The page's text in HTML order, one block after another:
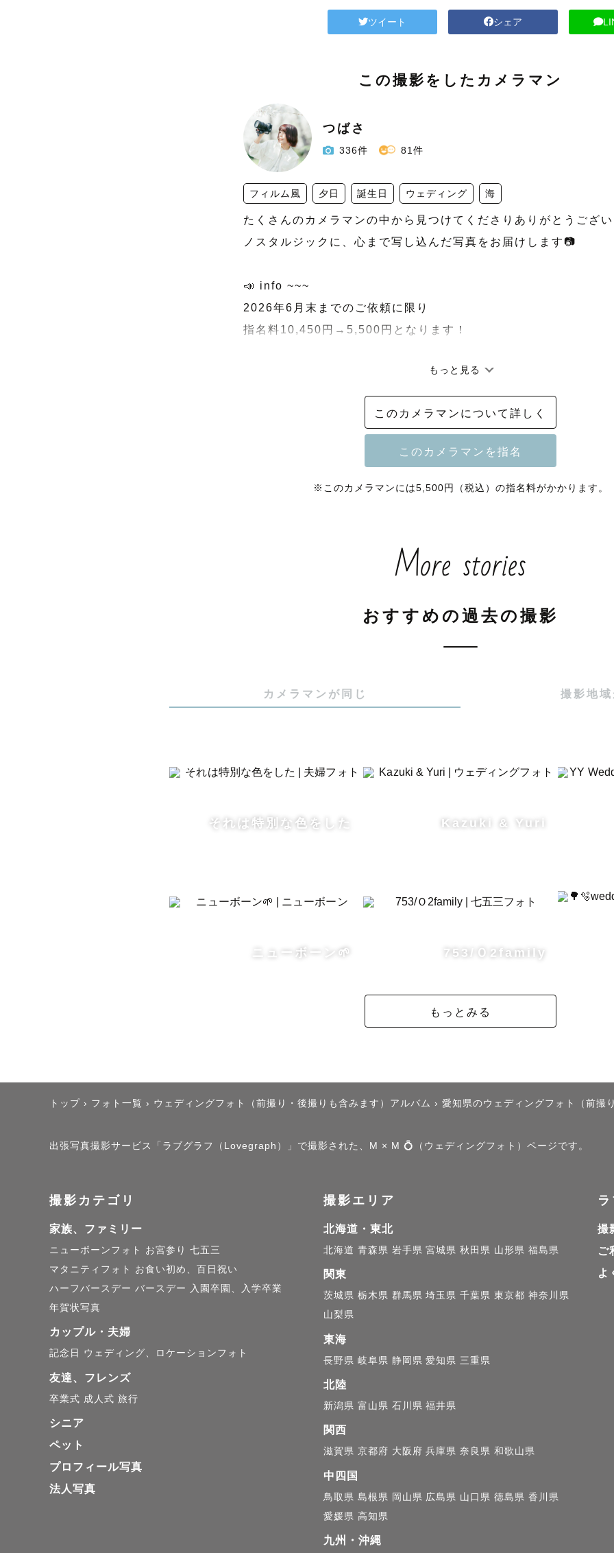
ツイート シェア
この撮影をしたカメラマン
つばさ
336件 81件
フィルム風 夕日 誕生日 ウェディング 海
たくさんのカメラマンの中から見つけてくださりありがとうござ
ノスタルジックに、心まで写し込んだ写真をお届けします📷
📣 info ~~~
2026年6月末までのご依頼に限り
指名料10,450円→5,500円となります！
- 2021年3月 写真の専門学校を卒業
- 2021年4月 ラブグラフカメラマンとして採用
- 最近にじさんじに激ハマりしてます👀推しはローレン💸🗝
- LGBT/SOGIフレンドリー🌈
- 📸 撮影件数300件以上 撮影豊富カメラマン
-  🎓 写真教室Lovegraphアカデミー講師(~2023/09)
⚪︎得意な写真⚪︎
どこか懐かしくて切なくもあり、でも温かい。そんな写真を残しま
"ありのままを肯定する写真"をコンセプトに撮影しています。
どんなに時間が過ぎてしまっても、写真を見るだけでその時を思い
何度見返してもその時の"心"まで思い出せるよう、ゲスト様の心
影の体験からも写真からも愛の尊さを改めて感じていただけるよう
ま"を大切に撮影いたします😌🤍
⚪︎対応エリアについて⚪︎
- 往復￥3,000 を超える地域は別途交通費のご負担をお願いする場
- 東海を拠点に活動をしておりますが、交通費をご負担いただく形
まででも伺います！
- メインエリア交通費超過例
・豊橋市 ¥2,000〜
・田原市 ¥3,000～
・伊勢市 ¥4,000〜
もっと見る
このカメラマンについて詳しく
※このカメラマンには5,500円（税込）の指名料がかかります。
More stories
おすすめの過去の撮影
カメラマンが同じ 撮影地域
それは特別な色をした Kazuki & Yuri
ニューボーン🌱 753/Ｏ2family
もっとみる
トップ › フォト一覧 › ウェディングフォト（前撮り・後撮りも含みます）アルバム › 愛知県のウェディングフォト（前撮
出張写真撮影サービス「ラブグラフ（Lovegraph）」で撮影された、M × M 💍（ウェディングフォト）ページです。
撮影カテゴリ
家族、ファミリー
ニューボーンフォト お宮参り 七五三
マタニティフォト
お食い初め、百日祝い
ハーフバースデー バースデー
入園卒園、入学卒業
年賀状写真
カップル・夫婦
記念日 ウェディング、ロケーションフォト
友達、フレンズ
卒業式 成人式 旅行
シニア
ペット
プロフィール写真
法人写真
撮影エリア
北海道・東北
北海道 青森県 岩手県 宮城県 秋田県 山形県 福島県
関東
茨城県 栃木県 群馬県 埼玉県 千葉県 東京都 神奈川県
山梨県
東海
長野県 岐阜県 静岡県 愛知県 三重県
北陸
新潟県 富山県 石川県 福井県
関西
滋賀県 京都府 大阪府 兵庫県 奈良県 和歌山県
中四国
鳥取県 島根県 岡山県 広島県 山口県 徳島県 香川県
愛媛県 高知県
九州・沖縄
撮
ご
よ